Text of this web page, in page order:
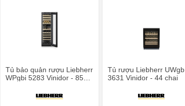
Tủ bảo quản rượu Liebherr
WPgbi 5283 Vinidor - 85
Tủ rượu Liebherr UWgb
3631 Vinidor - 44 chai